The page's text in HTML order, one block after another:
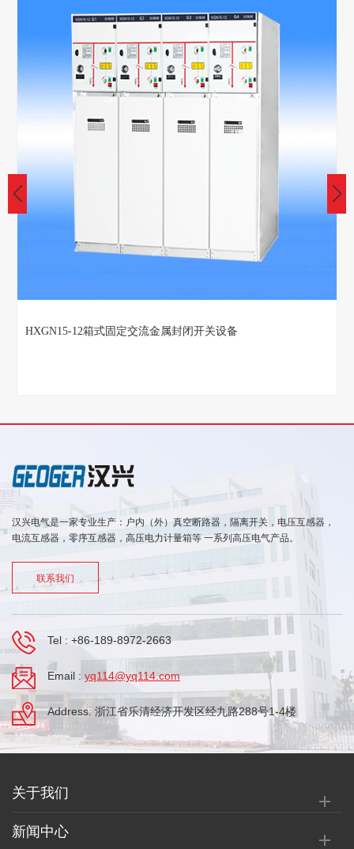
HXGN15-12箱式固定交流金属封闭开关设备
汉兴电气是一家专业生产：户内（外）真空断路器，隔离开关，电压互感器，
电流互感器，零序互感器，高压电力计量箱等 一系列高压电气产品。
联系我们
Tel : +86-189-8972-2663
Email : yq114@yq114.com
Address: 浙江省乐清经济开发区经九路288号1-4楼
关于我们
新闻中心